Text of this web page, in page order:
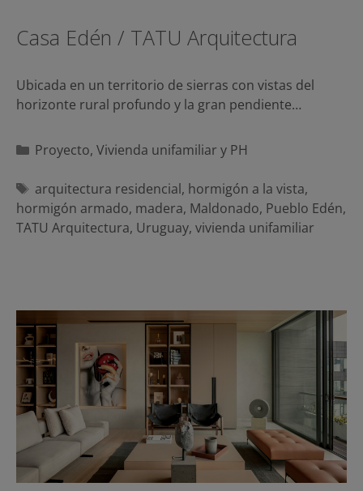
Casa Edén / TATU Arquitectura
Ubicada en un territorio de sierras con vistas del
horizonte rural profundo y la gran pendiente…
Categorías
Proyecto, Vivienda unifamiliar y PH
Etiquetas
arquitectura residencial, hormigón a la vista,
hormigón armado, madera, Maldonado, Pueblo Edén,
TATU Arquitectura, Uruguay, vivienda unifamiliar